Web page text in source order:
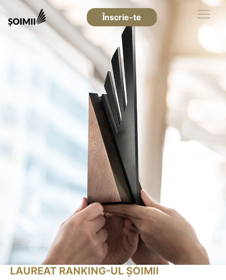
Înscrie-te
LAUREAT RANKING-UL ȘOIMII